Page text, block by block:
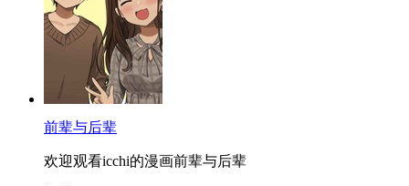
前辈与后辈
欢迎观看icchi的漫画前辈与后辈